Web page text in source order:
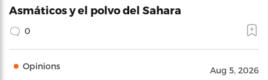
Asmáticos y el polvo del Sahara
0
Opinions Aug 5, 2026